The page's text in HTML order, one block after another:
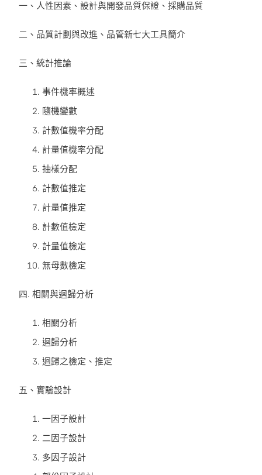
一、人性因素、設計與開發品質保證、採購品質
二、品質計劃與改進、品管新七大工具簡介
三、統計推論
事件機率概述
隨機變數
計數值機率分配
計量值機率分配
抽樣分配
計數值推定
計量值推定
計數值檢定
計量值檢定
無母數檢定
四. 相關與迴歸分析
相關分析
迴歸分析
迴歸之檢定、推定
五、實驗設計
一因子設計
二因子設計
多因子設計